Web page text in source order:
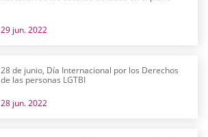
29 jun. 2022
28 de junio, Día Internacional por los Derechos
de las personas LGTBI
28 jun. 2022